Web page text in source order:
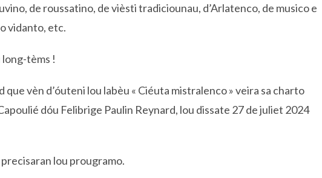
de roussatino, de vièsti tradiciounau, d’Arlatenco, de musico e
vidanto, etc.
long-tèms !
que vèn d’óuteni lou labèu « Ciéuta mistralenco » veira sa charto
dóu Felibrige Paulin Reynard, lou dissate 27 de juliet 2024
lou prougramo.